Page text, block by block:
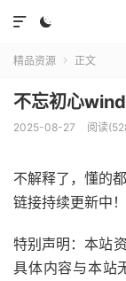


精品资源  正文
不忘初心
2025-08-27 阅读
不解释了，懂的
链接持续更新中！
特别声明：本站
具体内容与本站